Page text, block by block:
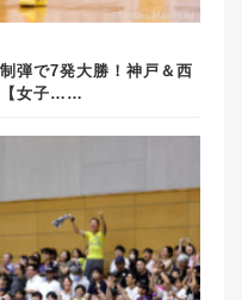
弾で7発大勝！神戸＆西
【女子……